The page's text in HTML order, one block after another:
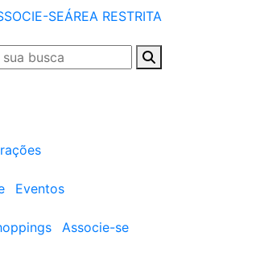
SEÁREA RESTRITA
Eventos
Associe-se